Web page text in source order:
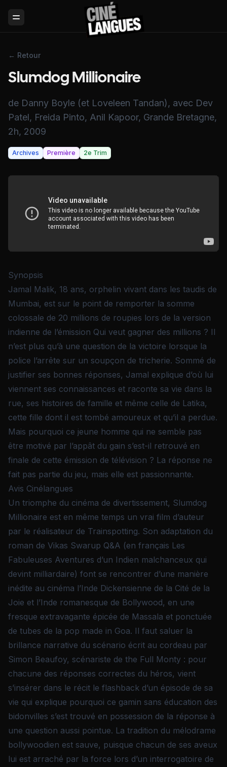
Toggle Menu
← Retour
Slumdog Millionaire
de Danny Boyle (et Loveleen Tandan), avec Dev
Patel, Freida Pinto, Anil Kapoor, Grande Bretagne,
2h, 2009
Archives Première 2e Trim
Synopsis
Jamal Malik, 18 ans, orphelin vivant dans les taudis de
Mumbai, est sur le point de remporter la somme
colossale de 20 millions de roupies lors de la version
indienne de l’émission Qui veut gagner des millions ? Il
n’est plus qu’à une question de la victoire lorsque la
police l’arrête sur un soupçon de tricherie. Sommé de
justifier ses bonnes réponses, Jamal explique d’où lui
viennent ses connaissances et raconte sa vie dans la
rue, ses histoires de famille et même celle de Latika,
cette fille dont il est tombé amoureux et qu’il a perdue.
Mais pourquoi ce jeune homme qui ne semble pas
être motivé par l’appât du gain s’est-il retrouvé en
finale de cette émission de télévision ? La réponse ne
fait pas partie du jeu, mais elle est passionnante.
Avis Cinélangues
Un triomphe du cinéma de divertissement, Slumdog
Millionaire est en même temps un vrai film d’auteur
par le réalisateur de Trainspotting. Son adaptation du
roman de Vikas Swarup Q&A (en français Les
Fabuleuses Aventures d’un Indien malchanceux qui
devint milliardaire) font se rencontrer d’une manière
inédite au cinéma l’Inde Dickensienne de la Cité de la
Joie et l’Inde romanesque de Bollywood, en une
fresque extravagante épicée de Massala et ponctuée
de tubes de la pop made in Goa. Il faut saluer la
brillance narrative du scénario écrit au cordeau par
Simon Beaufoy, scénariste de the Full Monty : pour
chacune des réponses correctes du héros, vient
s’insérer dans le récit le flashback d’un épisode de sa
vie qui explique pourquoi ce gamin sans éducation des
bidonvilles s’est trouvé en possession de la réponse à
une question aussi pointue. La tradition du mélodrame
bollywoodien est sauve, puisque chacun de ses aveux
lui est arraché par la force lors d’un interrogatoire de